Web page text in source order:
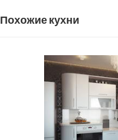
Похожие кухни